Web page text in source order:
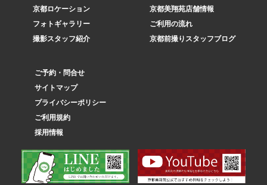
京都ロケーション
フォトギャラリー
撮影スタッフ紹介
京都美翔苑店舗情報
ご利用の流れ
京都前撮りスタッフブログ
ご予約・問合せ
サイトマップ
プライバシーポリシー
ご利用規約
採用情報